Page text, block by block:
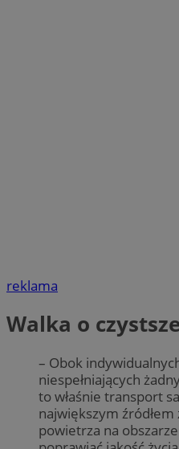
reklama
Walka o
– Obok
niespełniających
to właśnie transport
największym źródłem
powietrza na